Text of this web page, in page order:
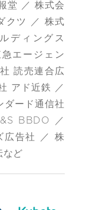
堂 ／ 株式会
クツ ／ 株式
ディングス
エージェン
読売連合広
アド近鉄 ／
ダード通信社
BBDO ／
広告社 ／ 株
など